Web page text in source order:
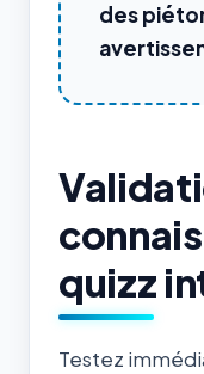
des
quizz
Testez